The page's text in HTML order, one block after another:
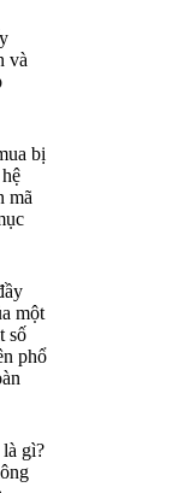
và
bị
mã
một
số
phổ
gì?